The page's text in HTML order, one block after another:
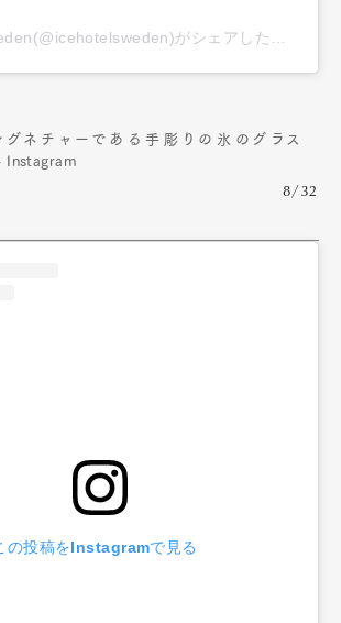
CultureLifestyle
グネチャーである手彫りの氷のグラス
Instagram
8/32
の投稿をInstagramで見る